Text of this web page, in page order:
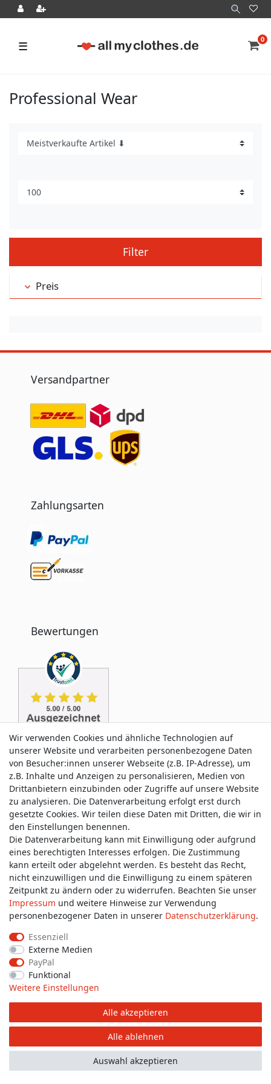
☰ 0
Professional Wear
Filter
Preis
Versandpartner
Zahlungsarten
Bewertungen
Service & Kontakt
Wünschen Sie einen Rückruf?
service@allmyclothes.de
Schreiben Sie uns:
service@allmyclothes.de
Impressum
Widerrufs­formular
Wir verwenden Cookies und ähnliche Technologien auf
unserer Website und verarbeiten personenbezogene Daten
von Besucher:innen unserer Webseite (z.B. IP-Adresse), um
z.B. Inhalte und Anzeigen zu personalisieren, Medien von
Drittanbietern einzubinden oder Zugriffe auf unsere Website
zu analysieren. Die Datenverarbeitung erfolgt erst durch
gesetzte Cookies. Wir teilen diese Daten mit Dritten, die wir in
den Einstellungen benennen.
Die Datenverarbeitung kann mit Einwilligung oder aufgrund
eines berechtigten Interesses erfolgen. Die Zustimmung
kann erteilt oder abgelehnt werden. Es besteht das Recht,
nicht einzuwilligen und die Einwilligung zu einem späteren
Zeitpunkt zu ändern oder zu widerrufen. Beachten Sie unser
Impressum und weitere Hinweise zur Verwendung
personenbezogener Daten in unserer Daten­schutz­erklärung.
Essenziell
Externe Medien
PayPal
Funktional
Weitere Einstellungen
Alle akzeptieren
Alle ablehnen
Auswahl akzeptieren